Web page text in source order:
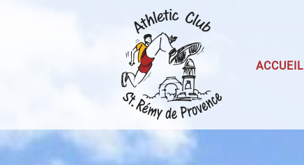
ACCUEIL